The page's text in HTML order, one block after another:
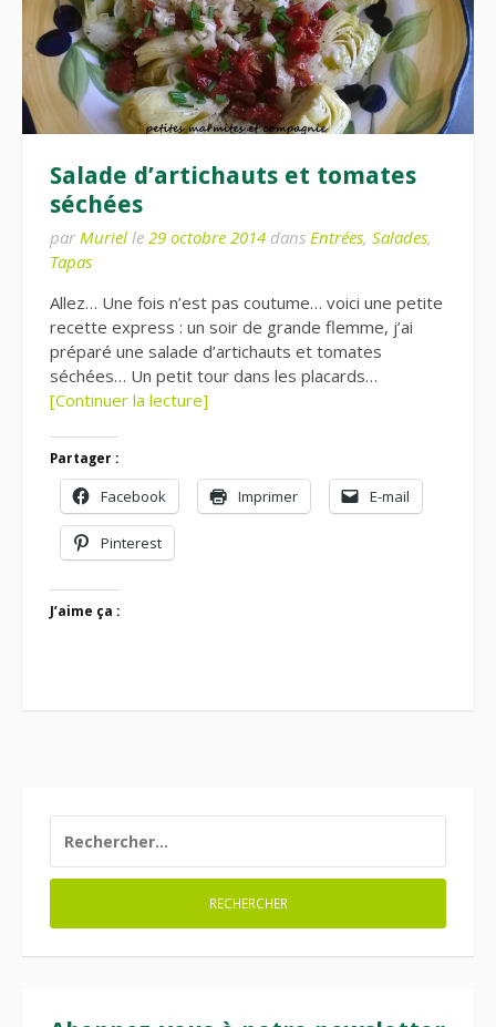
Salade d’artichauts et tomates
séchées
par Muriel le 29 octobre 2014 dans Entrées, Salades,
Tapas
Allez… Une fois n’est pas coutume… voici une petite
recette express : un soir de grande flemme, j’ai
préparé une salade d’artichauts et tomates
séchées… Un petit tour dans les placards…
[Continuer la lecture]
Partager :
Facebook Imprimer E-mail
Pinterest
J’aime ça :